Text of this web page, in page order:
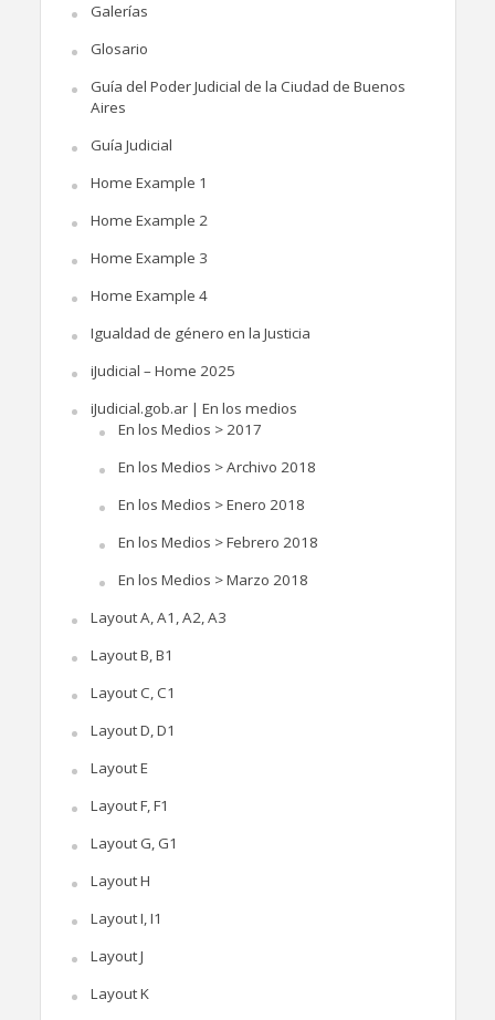
Galerías
Glosario
Guía del Poder Judicial de la Ciudad de Buenos
Aires
Guía Judicial
Home Example 1
Home Example 2
Home Example 3
Home Example 4
Igualdad de género en la Justicia
iJudicial – Home 2025
iJudicial.gob.ar | En los medios
En los Medios > 2017
En los Medios > Archivo 2018
En los Medios > Enero 2018
En los Medios > Febrero 2018
En los Medios > Marzo 2018
Layout A, A1, A2, A3
Layout B, B1
Layout C, C1
Layout D, D1
Layout E
Layout F, F1
Layout G, G1
Layout H
Layout I, I1
Layout J
Layout K